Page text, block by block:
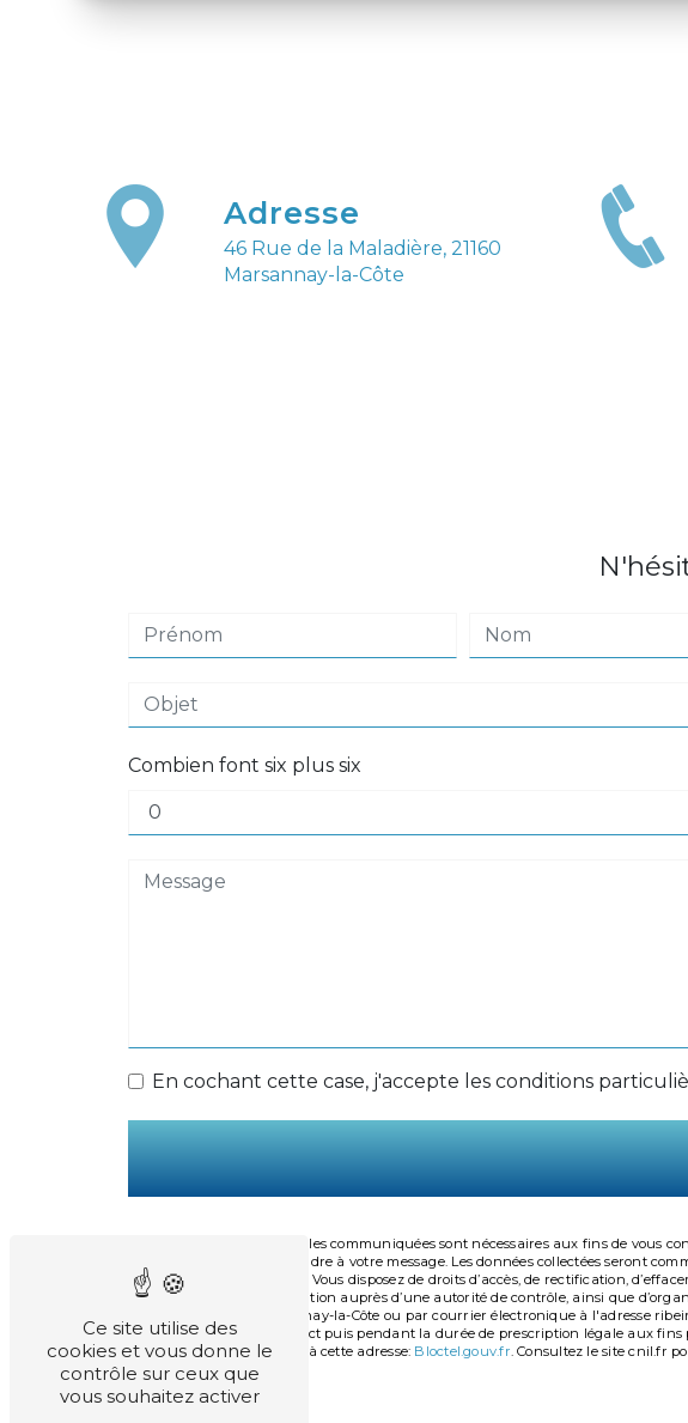
Adresse
46 Rue de la Maladière, 21160
Marsannay-la-Côte
Combien font six plus six
En cochant cette case, j'accepte les conditions
** Les données personnelles communiquées sont nécessaires aux fins de vous
dans le seul but de répondre à votre message. Les données collectées seront
ribeirovalerie@orange.fr. Vous disposez de droits d’accès, de rectification,
d’introduire une réclamation auprès d’une autorité de contrôle, ainsi que
Maladière, 21160 Marsannay-la-Côte ou par courrier électronique à l'adresse
période de prise de contact puis pendant la durée de prescription légale aux
téléphonique, disponible à cette adresse: Bloctel.gouv.fr. Consultez le site cnil.fr
Ce site utilise des
cookies et vous donne le
contrôle sur ceux que
vous souhaitez activer